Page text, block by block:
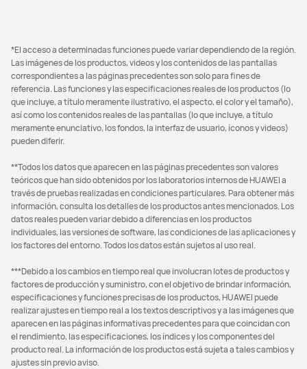
*El acceso a determinadas funciones puede variar dependiendo de la región.
Las imágenes de los productos, videos y los contenidos de las pantallas
correspondientes a las páginas precedentes son solo para fines de
referencia. Las funciones y las especificaciones reales de los productos (lo
que incluye, a título meramente ilustrativo, el aspecto, el color y el tamaño),
así como los contenidos reales de las pantallas (lo que incluye, a título
meramente enunciativo, los fondos, la interfaz de usuario, íconos y videos)
pueden diferir.
**Todos los datos que aparecen en las páginas precedentes son valores
teóricos que han sido obtenidos por los laboratorios internos de HUAWEI a
través de pruebas realizadas en condiciones particulares. Para obtener más
información, consulta los detalles de los productos antes mencionados. Los
datos reales pueden variar debido a diferencias en los productos
individuales, las versiones de software, las condiciones de las aplicaciones y
los factores del entorno. Todos los datos están sujetos al uso real.
***Debido a los cambios en tiempo real que involucran lotes de productos y
factores de producción y suministro, con el objetivo de brindar información,
especificaciones y funciones precisas de los productos, HUAWEI puede
realizar ajustes en tiempo real a los textos descriptivos y a las imágenes que
aparecen en las páginas informativas precedentes para que coincidan con
el rendimiento, las especificaciones, los índices y los componentes del
producto real. La información de los productos está sujeta a tales cambios y
ajustes sin previo aviso.